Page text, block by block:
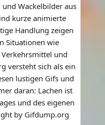
Wackelbilder aus
kurze animierte
Handlung zeigen
Situationen wie
Verkehrsmittel und
versteht sich als ein
lustigen Gifs und
daran: Lachen ist
und des eigenen
by Gifdump.org